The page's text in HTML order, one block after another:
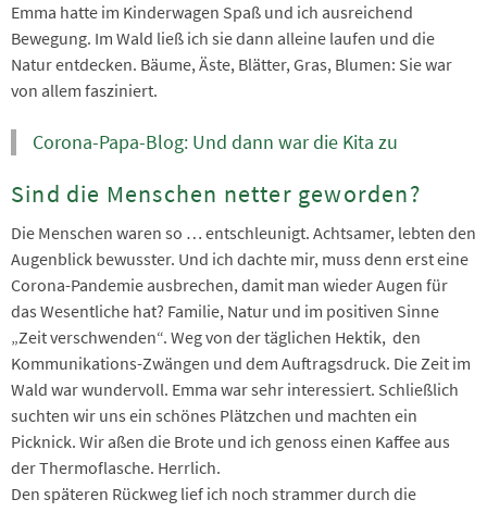
Emma hatte im Kinderwagen Spaß und ich ausreichend
Bewegung. Im Wald ließ ich sie dann alleine laufen und die
Natur entdecken. Bäume, Äste, Blätter, Gras, Blumen: Sie war
von allem fasziniert.
Corona-Papa-Blog: Und dann war die Kita zu
Sind die Menschen netter geworden?
Die Menschen waren so … entschleunigt. Achtsamer, lebten den
Augenblick bewusster. Und ich dachte mir, muss denn erst eine
Corona-Pandemie ausbrechen, damit man wieder Augen für
das Wesentliche hat? Familie, Natur und im positiven Sinne
„Zeit verschwenden“. Weg von der täglichen Hektik, den
Kommunikations-Zwängen und dem Auftragsdruck. Die Zeit im
Wald war wundervoll. Emma war sehr interessiert. Schließlich
suchten wir uns ein schönes Plätzchen und machten ein
Picknick. Wir aßen die Brote und ich genoss einen Kaffee aus
der Thermoflasche. Herrlich.
Den späteren Rückweg lief ich noch strammer durch die